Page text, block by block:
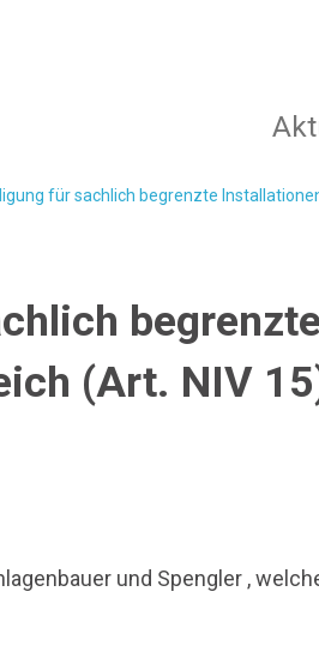
für sachlich begrenzte
begrenzte
(Art. NIV
und Spengler ,